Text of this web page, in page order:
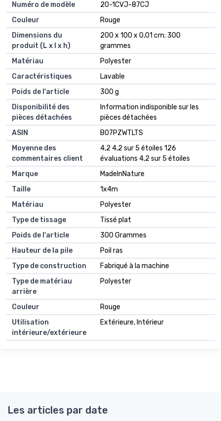
Numéro de modèle
‎2O-1CVJ-87CJ
Couleur
‎Rouge
Dimensions du
produit (L x l x h)
‎200 x 100 x 0,01 cm; 300
grammes
Matériau
‎Polyester
Caractéristiques
‎Lavable
Poids de l'article
‎300 g
Disponibilité des
pièces détachées
‎Information indisponible sur les
pièces détachées
ASIN
B07PZWTLTS
Moyenne des
commentaires client
4,2 4,2 sur 5 étoiles 126
évaluations 4,2 sur 5 étoiles
Marque
MadeInNature
Taille
1x4m
Matériau
Polyester
Type de tissage
Tissé plat
Poids de l'article
300 Grammes
Hauteur de la pile
Poil ras
Type de construction
Fabriqué à la machine
Type de matériau
arrière
Polyester
Couleur
Rouge
Utilisation
intérieure/extérieure
Extérieure, Intérieur
Les articles par date